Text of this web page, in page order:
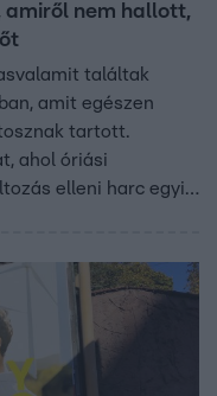
amiről nem hallott,
találtak
amit egészen
tartott.
ahol óriási
elleni harc egyik
felé kezdtek